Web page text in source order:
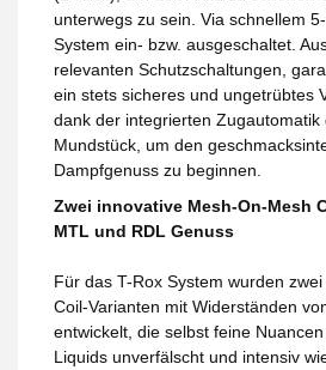
unterwegs zu sein. Via schnellem
System ein- bzw. ausgeschaltet.
relevanten Schutzschaltungen,
ein stets sicheres und ungetrübtes
dank der integrierten Zugautomatik
Mundstück, um den
Dampfgenuss zu beginnen.
Zwei innovative Mesh-On-Mesh
MTL und RDL Genuss
Für das T-Rox System wurden
Coil-Varianten mit Widerständen
entwickelt, die selbst feine
Liquids unverfälscht und intensiv